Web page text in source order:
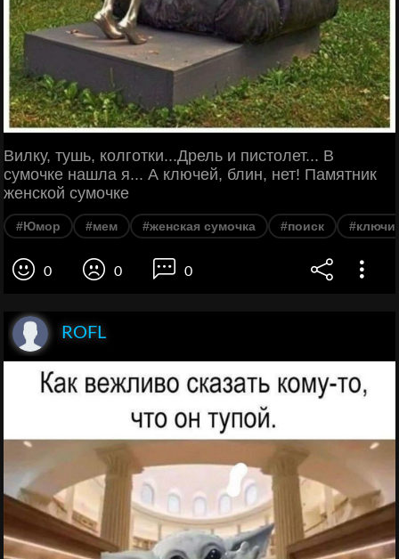
Вилку, тушь, колготки...Дрель и пистолет... В
сумочке нашла я... А ключей, блин, нет! Памятник
женской сумочке
#Юмор #мем #женская сумочка #поиск #ключи
0 0 0
ROFL